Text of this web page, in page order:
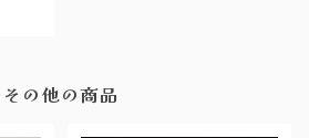
その他の商品